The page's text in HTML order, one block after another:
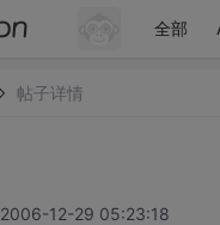
全部
帖子详情
2006-12-29 05:23:18